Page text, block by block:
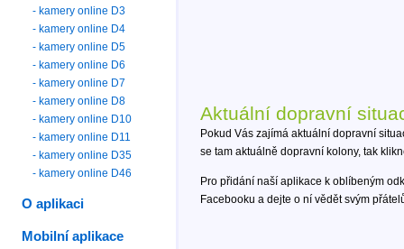
Aktuální dopravní
Pokud Vás zajímá aktuální dopravní
se tam aktuálně dopravní kolony, tak
Pro přidání naší aplikace k oblíbeným
Facebooku a dejte o ní vědět svým
- kamery online D3
- kamery online D4
- kamery online D5
- kamery online D6
- kamery online D7
- kamery online D8
- kamery online D10
- kamery online D11
- kamery online D35
- kamery online D46
O aplikaci
Mobilní aplikace